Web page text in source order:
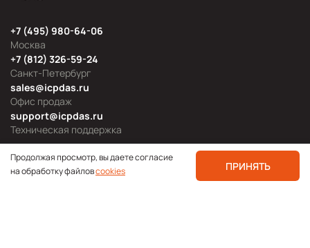
Москва
+7 (495) 980-64-06
Офис продаж
sales@icpdas.ru
Санкт-Петербург
+7 (812) 326-59-24
Техническая поддержка
support@icpdas.ru
Продолжая просмотр, вы даете согласие
на обработку файловcookies ПРИНЯТЬ